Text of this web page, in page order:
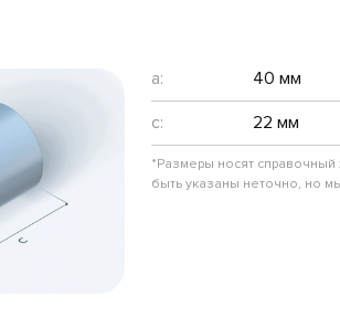
a:
40 мм
c:
22 мм
*Размеры носят справочный
быть указаны неточно, но